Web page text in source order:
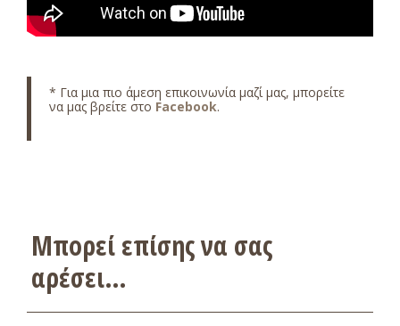
* Για μια πιο άμεση επικοινωνία μαζί μας, μπορείτε
να μας βρείτε στο Facebook.
Μπορεί επίσης να σας
αρέσει…